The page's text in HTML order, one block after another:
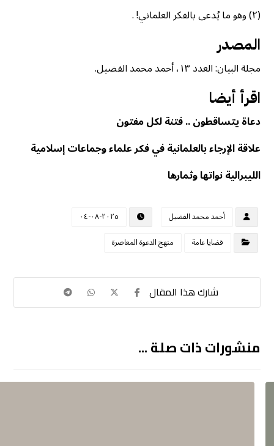
(٢) وهو ما يُدعى بالفكر العلماني! .
المصدر
مجلة البيان: العدد ١٣، أحمد محمد الفضيل.
اقرأ أيضا
دعاة يتساقطون .. فتنة لكل مفتون
علاقة الإرجاء بالعلمانية في فكر علماء وجماعات إسلامية
الليبرالية نواتها وثمارها
أحمد محمد الفضيل
٢٠٢٥-٠٨-٠٤
قضايا عامة
منهج الدعوة المعاصرة
منشورات ذات صلة ...